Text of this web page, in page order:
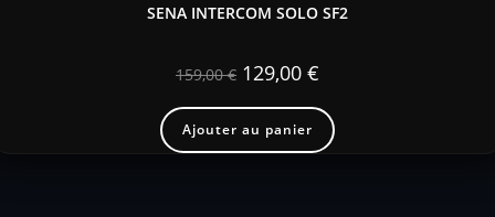
SENA INTERCOM SOLO SF2
159,00€ 129,00 €
Ajouter au panier